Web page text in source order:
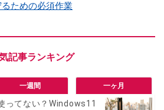
ための必須作業
一週間 一ヶ月
ってない？Windows11